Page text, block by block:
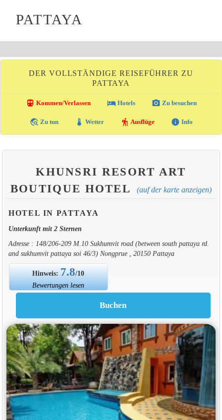
PATTAYA
DER VOLLSTÄNDIGE REISEFÜHRER ZU
PATTAYA
directions_transit Kommen/Verlassen local_hotelHotels photo_camera Zu besuchen
travel_explore Zu tun thermostat Wetter hiking Ausflüge info Info
KHUNSRI RESORT ART
BOUTIQUE HOTEL
(auf der karte anzeigen)
HOTEL IN PATTAYA
Unterkunft mit 2 Sternen
Adresse : 148/206-209 M.10 Sukhumvit road (between south pattaya rd.
and sukhumvit pattaya soi 46/3) Nongprue , 20150 Pattaya
Hinweis: 7.8/10
Bewertungen lesen